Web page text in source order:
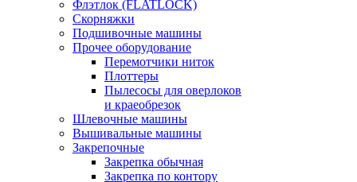
Флэтлок (FLATLOCK)
Скорняжки
Подшивочные машины
Прочее оборудование
Перемотчики ниток
Плоттеры
Пылесосы для оверлоков
и краеобрезок
Шлевочные машины
Вышивальные машины
Закрепочные
Закрепка обычная
Закрепка по контору